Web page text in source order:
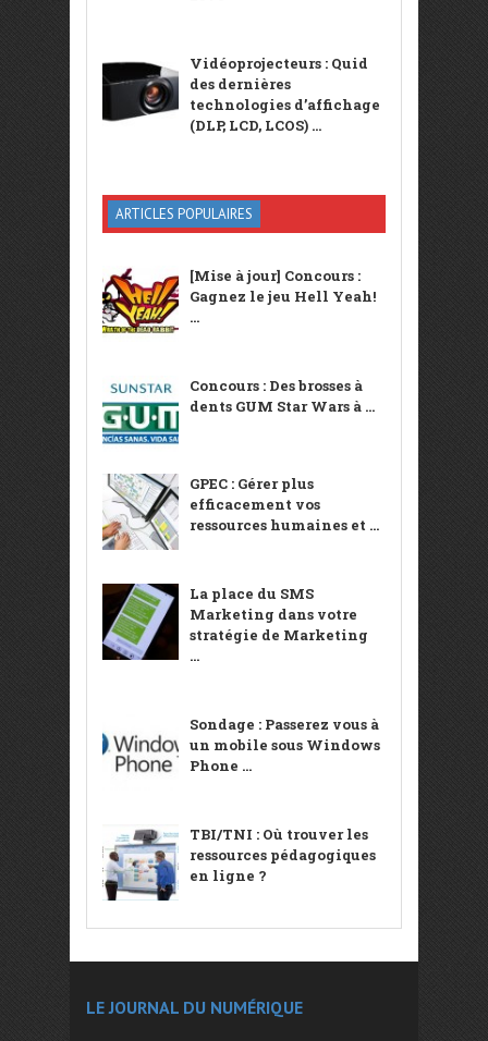
Vidéoprojecteurs : Quid
des dernières
technologies d’affichage
(DLP, LCD, LCOS) ...
ARTICLES POPULAIRES
[Mise à jour] Concours :
Gagnez le jeu Hell Yeah!
...
Concours : Des brosses à
dents GUM Star Wars à ...
GPEC : Gérer plus
efficacement vos
ressources humaines et ...
La place du SMS
Marketing dans votre
stratégie de Marketing
...
Sondage : Passerez vous à
un mobile sous Windows
Phone ...
TBI/TNI : Où trouver les
ressources pédagogiques
en ligne ?
LE JOURNAL DU NUMÉRIQUE